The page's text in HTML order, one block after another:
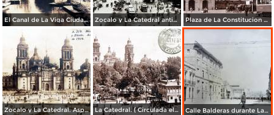
El Canal de La Viga Ciudad de México por el fotografo Hugo Brehme. Zocalo y La Catedral antiguo Aspecto. Plaza de La Constitucion Ciudad de México. ( Circulada el 1 de Noviembre de 1920 ).
Zocalo y La Catedral. Aspecto ( En Febrero de 1916 ). La Catedral. ( Circulada el 2 de Octubre de 1917 ). Calle Balderas durante La Decena Trágica Ciudad de México.